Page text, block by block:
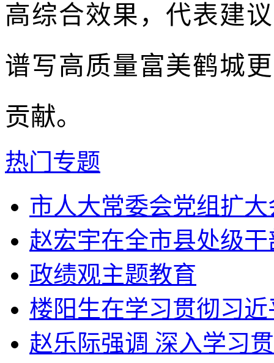
高综合效果，代表建
谱写高质量富美鹤城
贡献。
热门专题
市人大常委会党组扩
赵宏宇在全市县处级
政绩观主题教育
楼阳生在学习贯彻习
赵乐际强调 深入学习